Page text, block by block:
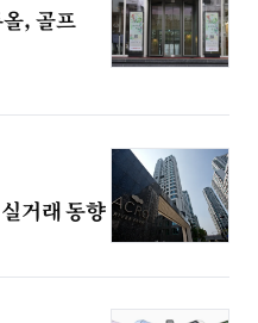
, 골프
거래 동향